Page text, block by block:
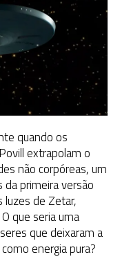
quando os
extrapolam o
não corpóreas, um
primeira versão
luzes de Zetar,
que seria uma
que deixaram a
energia pura?